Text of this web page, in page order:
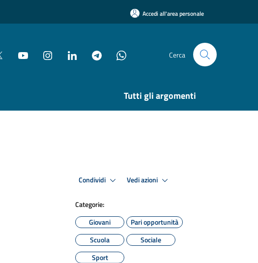
Accedi all'area personale
Cerca
Tutti gli argomenti
Condividi Vedi azioni
Categorie:
Giovani
Pari opportunità
Scuola
Sociale
Sport